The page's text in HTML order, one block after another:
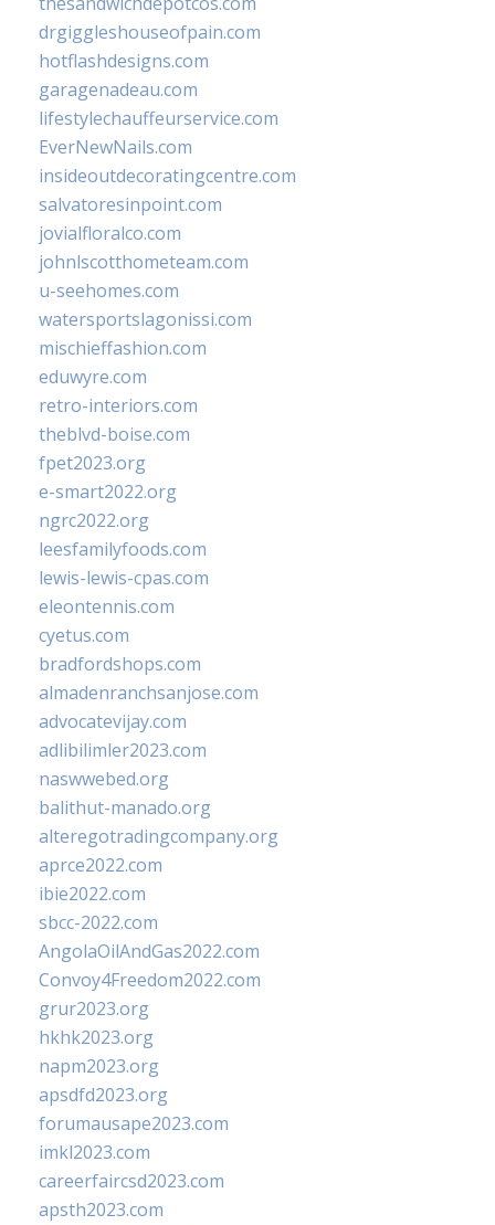
drgiggleshouseofpain.com
hotflashdesigns.com
garagenadeau.com
lifestylechauffeurservice.com
EverNewNails.com
insideoutdecoratingcentre.com
salvatoresinpoint.com
jovialfloralco.com
johnlscotthometeam.com
u-seehomes.com
watersportslagonissi.com
mischieffashion.com
eduwyre.com
retro-interiors.com
theblvd-boise.com
fpet2023.org
e-smart2022.org
ngrc2022.org
leesfamilyfoods.com
lewis-lewis-cpas.com
eleontennis.com
cyetus.com
bradfordshops.com
almadenranchsanjose.com
advocatevijay.com
adlibilimler2023.com
naswwebed.org
balithut-manado.org
alteregotradingcompany.org
aprce2022.com
ibie2022.com
sbcc-2022.com
AngolaOilAndGas2022.com
Convoy4Freedom2022.com
grur2023.org
hkhk2023.org
napm2023.org
apsdfd2023.org
forumausape2023.com
imkl2023.com
careerfaircsd2023.com
apsth2023.com